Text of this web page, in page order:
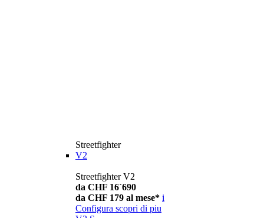
Streetfighter
V2
Streetfighter V2
da CHF 16´690
da CHF 179 al mese* i
Configura scopri di piu